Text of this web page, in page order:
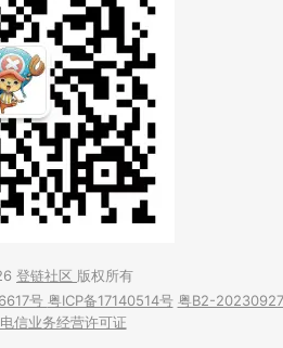
登链社区 版权所有
号 粤ICP备17140514号 粤B2-20230927
信业务经营许可证